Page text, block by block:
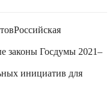
Российская
законы Госдумы 2021–
инициатив для